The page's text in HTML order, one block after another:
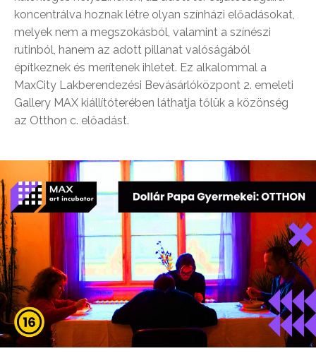
koncentrálva hoznak létre olyan színházi előadásokat,
melyek nem a megszokásból, valamint a színészi
rutinból, hanem az adott pillanat valóságából
építkeznek és merítenek ihletet. Ez alkalommal a
MaxCity Lakberendezési Bevásárlóközpont 2. emeleti
Gallery MAX kiállítóterében láthatja tőlük a közönség
az Otthon c. előadást.